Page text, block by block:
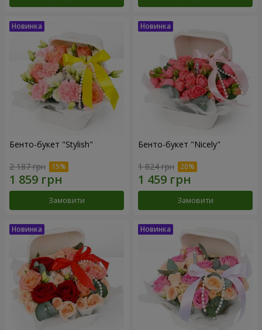
Бенто-букет "Stylish"
2 187 грн
Замовити
Бенто-букет "Nicely"
1 824 грн
Замовити